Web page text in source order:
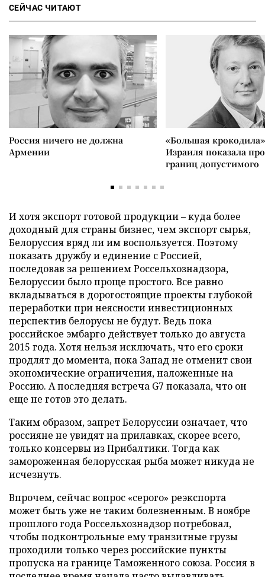
СЕЙЧАС ЧИТАЮТ
Россия ничего не должна
Армении
«Большая
Израиля показала
границ допустимого
И хотя экспорт готовой продукции – куда более
доходный для страны бизнес, чем экспорт сырья,
Белоруссия вряд ли им воспользуется. Поэтому
показать дружбу и единение с Россией,
последовав за решением Россельхознадзора,
Белоруссии было проще простого. Все равно
вкладываться в дорогостоящие проекты глубокой
переработки при неясности инвестиционных
перспектив белорусы не будут. Ведь пока
российское эмбарго действует только до августа
2015 года. Хотя нельзя исключать, что его сроки
продлят до момента, пока Запад не отменит свои
экономические ограничения, наложенные на
Россию. А последняя встреча G7 показала, что он
еще не готов это делать.
Таким образом, запрет Белоруссии означает, что
россияне не увидят на прилавках, скорее всего,
только консервы из Прибалтики. Тогда как
замороженная белорусская рыба может никуда не
исчезнуть.
Впрочем, сейчас вопрос «серого» реэкспорта
может быть уже не таким болезненным. В ноябре
прошлого года Россельхознадзор потребовал,
чтобы подконтрольные ему транзитные грузы
проходили только через российские пункты
пропуска на границе Таможенного союза. Россия в